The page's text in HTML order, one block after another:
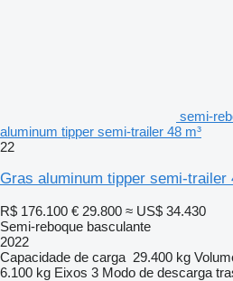
semi-
aluminum tipper semi-trailer 48 m³
22
Gras aluminum tipper semi-trailer
R$ 176.100 € 29.800 ≈ US$ 34.430
Semi-reboque basculante
2022
Capacidade de carga 29.400 kg
6.100 kg Eixos 3 Modo de descarga